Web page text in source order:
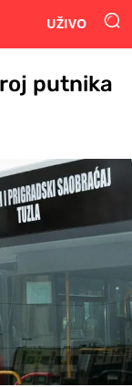
UŽIVO
putnika